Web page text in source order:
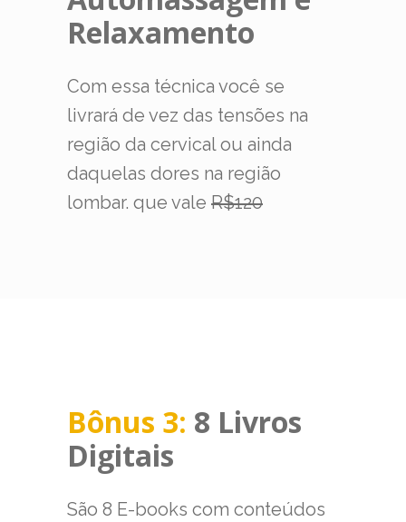
Relaxamento
Com essa técnica você se
livrará de vez das tensões na
região da cervical ou ainda
daquelas dores na região
lombar. que vale R$120
Bônus 3: 8 Livros
Digitais
São 8 E-books com conteúdos